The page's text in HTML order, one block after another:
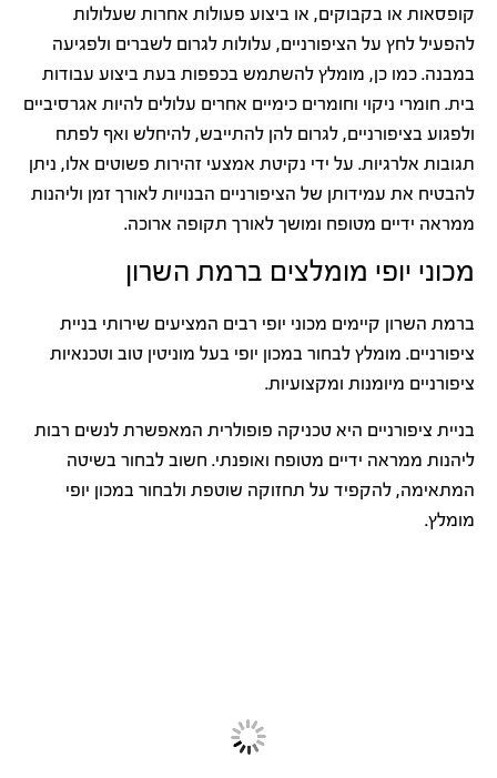
קופסאות או בקבוקים, או ביצוע פעולות אחרות שעלולות
להפעיל לחץ על הציפורניים, עלולות לגרום לשברים ולפגיעה
במבנה. כמו כן, מומלץ להשתמש בכפפות בעת ביצוע עבודות
בית. חומרי ניקוי וחומרים כימיים אחרים עלולים להיות אגרסיביים
ולפגוע בציפורניים, לגרום להן להתייבש, להיחלש ואף לפתח
תגובות אלרגיות. על ידי נקיטת אמצעי זהירות פשוטים אלו, ניתן
להבטיח את עמידותן של הציפורניים הבנויות לאורך זמן וליהנות
ממראה ידיים מטופח ומושך לאורך תקופה ארוכה.
מכוני יופי מומלצים ברמת השרון
ברמת השרון קיימים מכוני יופי רבים המציעים שירותי בניית
ציפורניים. מומלץ לבחור במכון יופי בעל מוניטין טוב וטכנאיות
ציפורניים מיומנות ומקצועיות.
בניית ציפורניים היא טכניקה פופולרית המאפשרת לנשים רבות
ליהנות ממראה ידיים מטופח ואופנתי. חשוב לבחור בשיטה
המתאימה, להקפיד על תחזוקה שוטפת ולבחור במכון יופי
מומלץ.